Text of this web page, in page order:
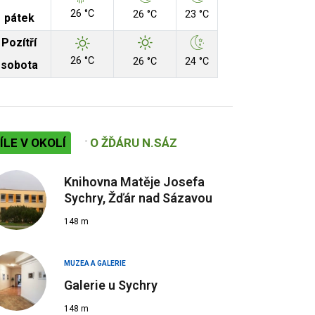
pátek
26 °C 26 °C 23 °C
Pozítří
sobota
26 °C 26 °C 24 °C
V OKOLÍ O ŽĎÁRU N.SÁZ
Knihovna Matěje Josefa
Sychry, Žďár nad Sázavou
148 m
MUZEA A GALERIE
Galerie u Sychry
148 m